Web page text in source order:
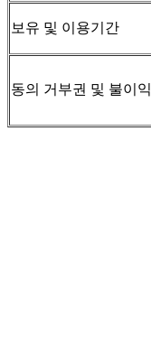
보유 및 이용기간
동의 거부권 및 불이익